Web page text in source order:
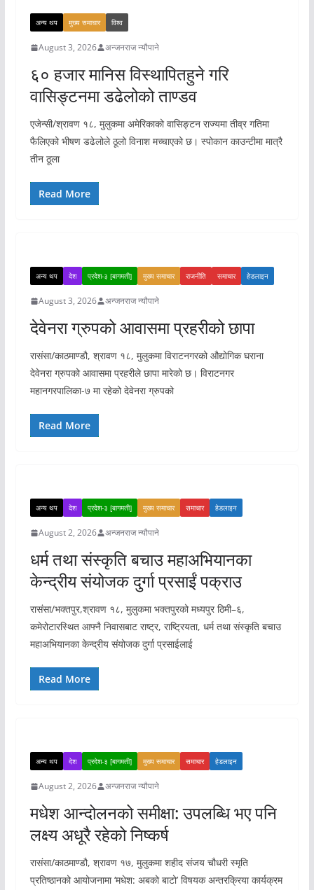
अन्य थप मुख्य समाचार विश्व
August 3, 2026 अन्जनराज न्यौपाने
६० हजार मानिस विस्थापितहुने गरि
वासिङ्टनमा डढेलोको ताण्डव
एजेन्सी/श्रावण १८, मुलुकमा अमेरिकाको वासिङ्टन राज्यमा तीव्र गतिमा
फैलिएको भीषण डढेलोले ठूलो विनाश मच्चाएको छ। स्पोकान काउन्टीमा मात्रै
तीन ठूला
Read More
अन्य थप देश प्रदेश-३ [बागमती] मुख्य समाचार राजनीति समाचार हेडलाइन
August 3, 2026 अन्जनराज न्यौपाने
देवेनरा ग्रुपको आवासमा प्रहरीको छापा
रासंसा/काठमाण्डौ, श्रावण १८, मुलुकमा विराटनगरको औद्योगिक घराना
देवेनरा ग्रुपको आवासमा प्रहरीले छापा मारेको छ। विराटनगर
महानगरपालिका-७ मा रहेको देवेनरा ग्रुपको
Read More
अन्य थप देश प्रदेश-३ [बागमती] मुख्य समाचार समाचार हेडलाइन
August 2, 2026 अन्जनराज न्यौपाने
धर्म तथा संस्कृति बचाउ महाअभियानका
केन्द्रीय संयोजक दुर्गा प्रसाईं पक्राउ
रासंसा/भक्तपुर,श्रावण १८, मुलुकमा भक्तपुरको मध्यपुर ठिमी–६,
कमेरोटारस्थित आफ्नै निवासबाट राष्ट्र, राष्ट्रियता, धर्म तथा संस्कृति बचाउ
महाअभियानका केन्द्रीय संयोजक दुर्गा प्रसाईलाई
Read More
अन्य थप देश प्रदेश-३ [बागमती] मुख्य समाचार समाचार हेडलाइन
August 2, 2026 अन्जनराज न्यौपाने
मधेश आन्दोलनको समीक्षा: उपलब्धि भए पनि
लक्ष्य अधूरै रहेको निष्कर्ष
रासंसा/काठमाण्डौ, श्रावण १७, मुलुकमा शहीद संजय चौधरी स्मृति
प्रतिष्ठानको आयोजनामा ‘मधेश: अबको बाटो’ विषयक अन्तरक्रिया कार्यक्रम